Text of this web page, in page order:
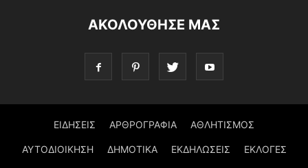
ΑΚΟΛΟΥΘΗΣΕ ΜΑΣ
ΕΙΔΗΣΕΙΣ ΑΡΘΡΟΓΡΑΦΙΑ ΑΘΛΗΤΙΣΜΟΣ
ΑΥΤΟΔΙΟΙΚΗΣΗ ΔΗΜΟΤΙΚΑ ΕΚΔΗΛΩΣΕΙΣ ΕΚΛΟΓΕΣ